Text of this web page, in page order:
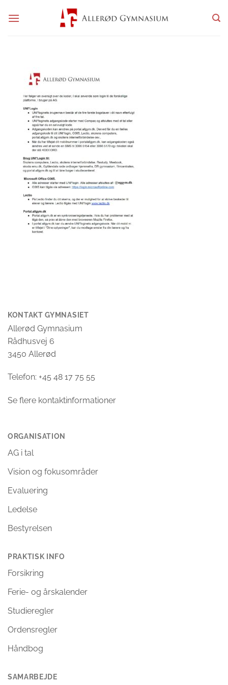
KONTAKT GYMNASIET
Allerød Gymnasium
Rådhusvej 6
3450 Allerød
Telefon: +45 48 17 75 55
Se flere kontaktinformationer
ORGANISATION
AG i tal
Vision og fokusområder
Evaluering
Ledelse
Bestyrelsen
PRAKTISK INFO
Forsikring
Ferie- og årskalender
Studieregler
Ordensregler
Håndbog
SAMARBEJDE